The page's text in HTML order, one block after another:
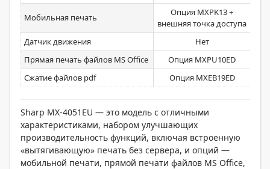
Мобильная печать
Опция MXPK13 +
внешняя точка доступа
Датчик движения
Нет
Прямая печать файлов MS Office
Опция MXPU10ED
Сжатие файлов pdf
Опция MXEB19ED
Sharp MX-4051EU — это модель с отличными
характеристиками, набором улучшающих
производительность функций, включая встроенную
«вытягивающую» печать без сервера, и опций —
мобильной печати, прямой печати файлов MS Office,